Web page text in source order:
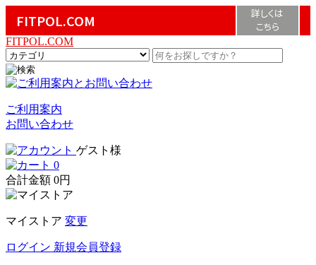
FITPOL.COM
詳しくは
こちら
FITPOL.COM
ご利用案内
お問い合わせ
ゲスト様
0
合計金額 0円
マイストア 変更
ログイン 新規会員登録